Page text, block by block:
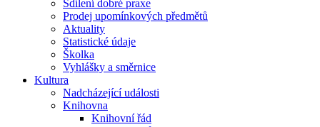
Sdílení dobré praxe
Prodej upomínkových předmětů
Aktuality
Statistické údaje
Školka
Vyhlášky a směrnice
Kultura
Nadcházející události
Knihovna
Knihovní řád